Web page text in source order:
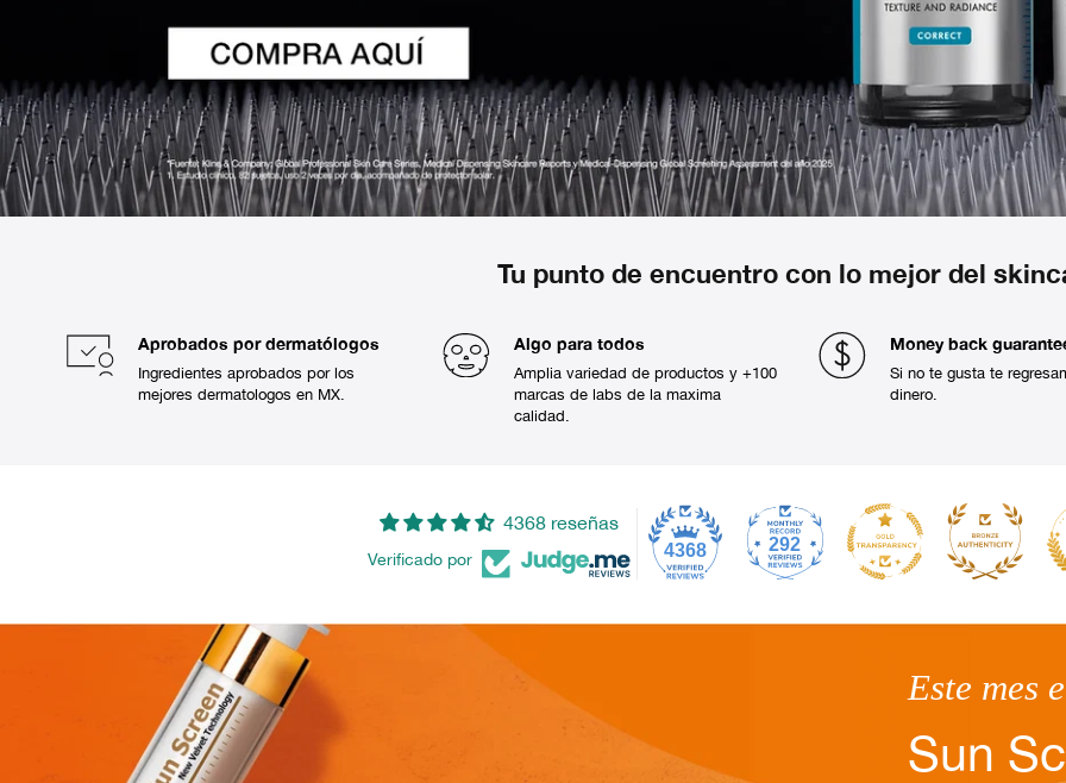
Tu punto de encuentro con lo mejor del
Aprobados por dermatólogos
Ingredientes aprobados por los
mejores dermatologos en MX.
Algo para todos
Amplia variedad de productos y +100
marcas de labs de la maxima
calidad.
Money back
Si no te gusta te
dinero.
4368 reseñas
Verificado por 4368 292
Este mes
Sun